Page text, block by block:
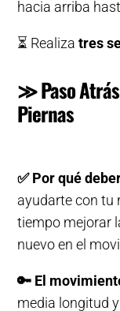
hacia arriba
⏳ Realizatres
≫ Paso
Piernas
✅Por qué
ayudarte con tu
tiempo mejorar
nuevo en el
🔑 El
media longitud